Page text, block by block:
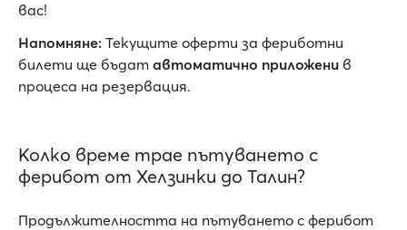
вас!
Напомняне: Текущите оферти за фериботни
билети ще бъдат автоматично приложени в
процеса на резервация.
Колко време трае пътуването с
ферибот от Хелзинки до Талин?
Продължителността на пътуването с ферибот